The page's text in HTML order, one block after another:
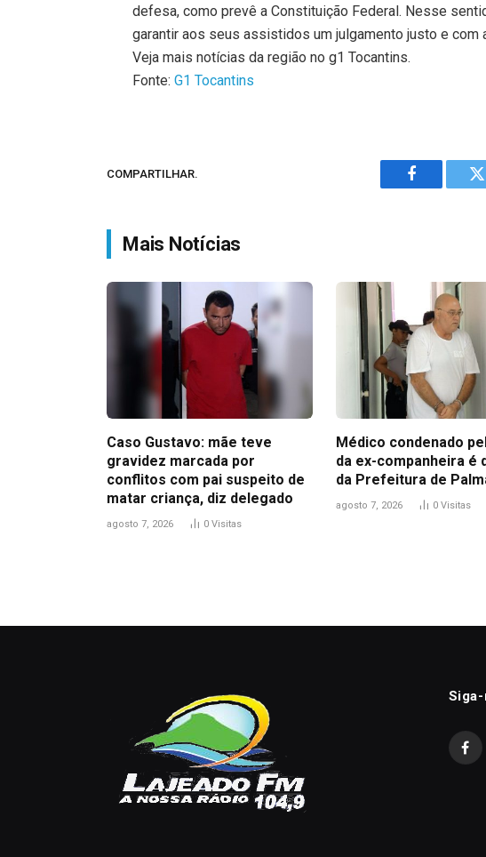
defesa, como prevê a Constituição Federal. Nesse
garantir aos seus assistidos um julgamento justo e com
Veja mais notícias da região no g1 Tocantins.
Fonte:G1 Tocantins
COMPARTILHAR.
Facebook
Mais Notícias
Caso Gustavo: mãe teve
gravidez marcada por
conflitos com pai suspeito de
matar criança, diz delegado
agosto 7, 2026 0 Visitas
Médico condenado
da ex-companheira é
da Prefeitura de
agosto 7, 2026 0 Visitas